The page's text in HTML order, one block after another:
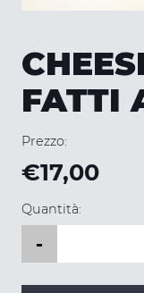
FATTI
Prezzo:
€17,00
Quantità:
-
Palette
-
Fatti